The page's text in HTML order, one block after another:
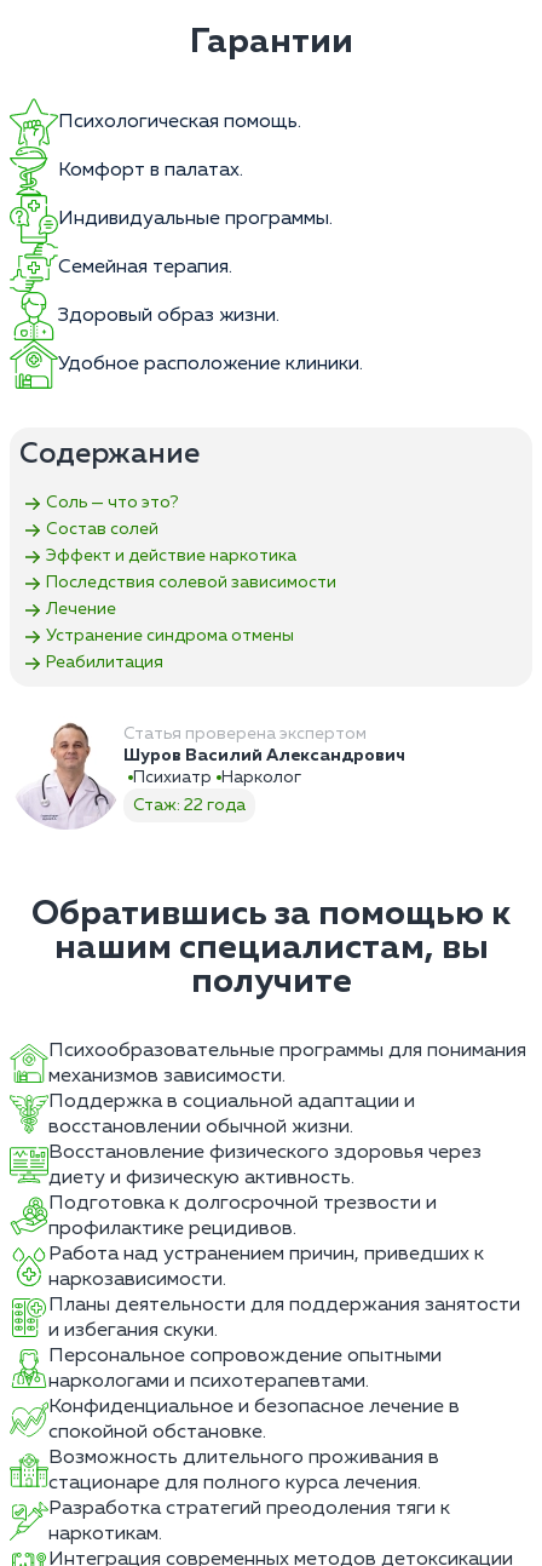
Гарантии
Психологическая помощь.
Комфорт в палатах.
Индивидуальные программы.
Семейная терапия.
Здоровый образ жизни.
Удобное расположение клиники.
Содержание
Соль — что это?
Состав солей
Эффект и действие наркотика
Последствия солевой зависимости
Лечение
Устранение синдрома отмены
Реабилитация
Статья проверена экспертом
Шуров Василий Александрович
Психиатр
Нарколог
Стаж: 22 года
Обратившись за помощью к
нашим специалистам, вы
получите
Психообразовательные программы для понимания
механизмов зависимости.
Поддержка в социальной адаптации и
восстановлении обычной жизни.
Восстановление физического здоровья через
диету и физическую активность.
Подготовка к долгосрочной трезвости и
профилактике рецидивов.
Работа над устранением причин, приведших к
наркозависимости.
Планы деятельности для поддержания занятости
и избегания скуки.
Персональное сопровождение опытными
наркологами и психотерапевтами.
Конфиденциальное и безопасное лечение в
спокойной обстановке.
Возможность длительного проживания в
стационаре для полного курса лечения.
Разработка стратегий преодоления тяги к
наркотикам.
Интеграция современных методов детоксикации